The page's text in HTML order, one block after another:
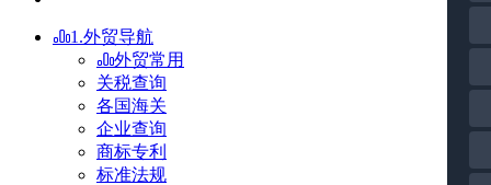
1.外贸导航
外贸常用
关税查询
各国海关
企业查询
商标专利
标准法规